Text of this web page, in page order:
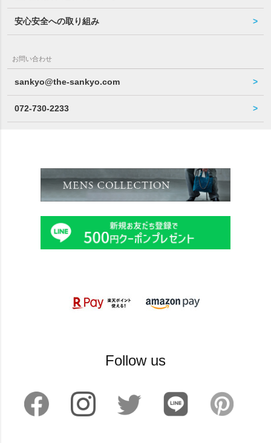
安心安全への取り組み
お問い合わせ
sankyo@the-sankyo.com
072-730-2233
Follow us